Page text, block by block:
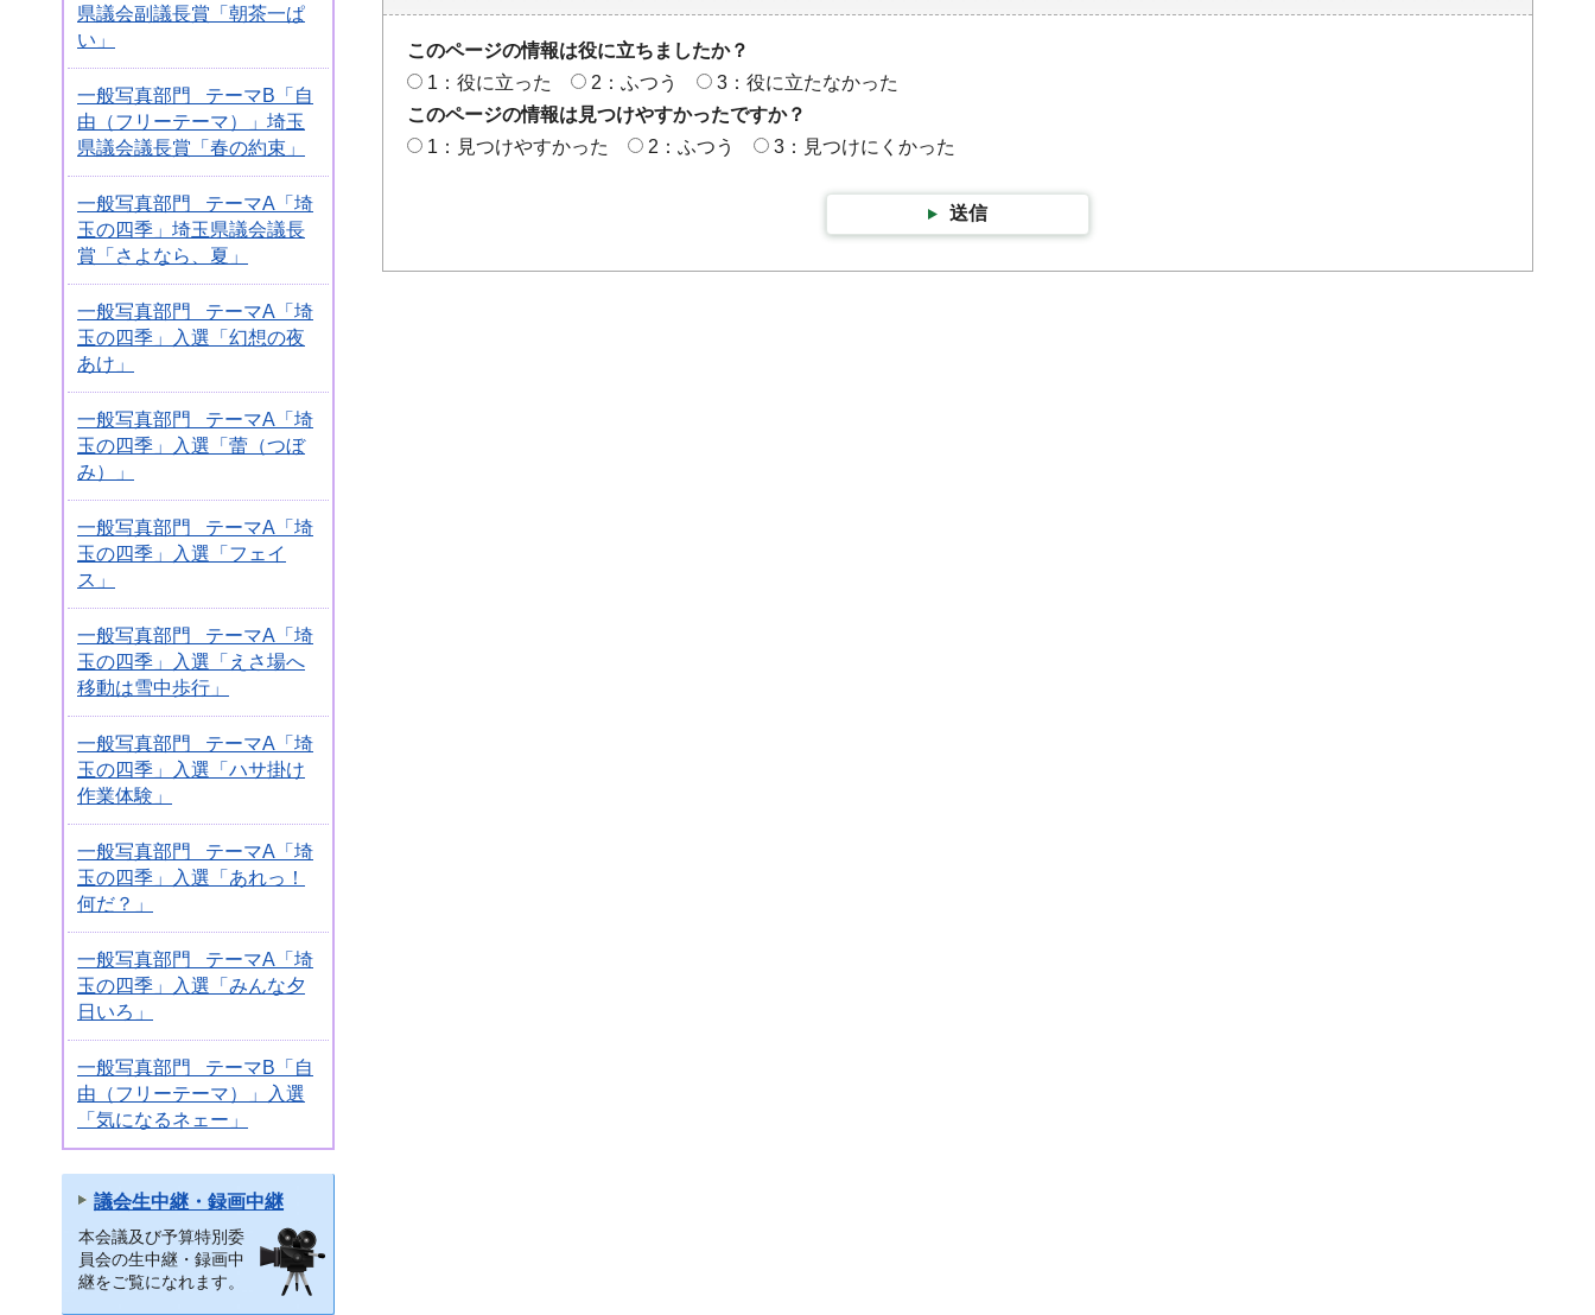
県議会副議長賞「朝茶一ぱ
い」
一般写真部門 テーマB「自
由（フリーテーマ）」埼玉
県議会議長賞「春の約束」
一般写真部門 テーマA「埼
玉の四季」埼玉県議会議長
賞「さよなら、夏」
一般写真部門 テーマA「埼
玉の四季」入選「幻想の夜
あけ」
一般写真部門 テーマA「埼
玉の四季」入選「蕾（つぼ
み）」
一般写真部門 テーマA「埼
玉の四季」入選「フェイ
ス」
一般写真部門 テーマA「埼
玉の四季」入選「えさ場へ
移動は雪中歩行」
一般写真部門 テーマA「埼
玉の四季」入選「ハサ掛け
作業体験」
一般写真部門 テーマA「埼
玉の四季」入選「あれっ！
何だ？」
一般写真部門 テーマA「埼
玉の四季」入選「みんな夕
日いろ」
一般写真部門 テーマB「自
由（フリーテーマ）」入選
「気になるネェー」
議会生中継・録画中継
本会議及び予算特別委
員会の生中継・録画中
継をご覧になれます。
このページの情報は役に立ちましたか？
1：役に立った
2：ふつう
3：役に立たなかった
このページの情報は見つけやすかったですか？
1：見つけやすかった
2：ふつう 3：見つけにくかった
送信